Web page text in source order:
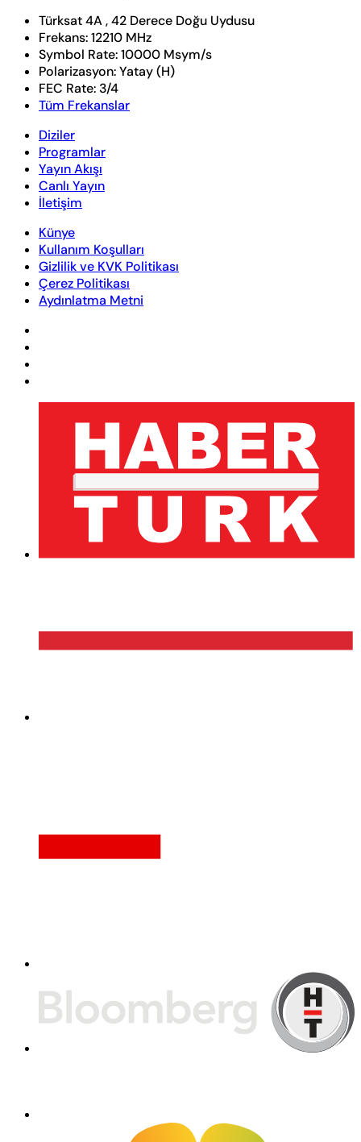
Türksat 4A , 42 Derece Doğu Uydusu
Frekans:12210 MHz
Symbol Rate:10000 Msym/s
Polarizasyon:Yatay (H)
FEC Rate: 3/4
Tüm Frekanslar
Diziler
Programlar
Yayın Akışı
Canlı Yayın
İletişim
Künye
Kullanım Koşulları
Gizlilik ve KVK Politikası
Çerez Politikası
Aydınlatma Metni